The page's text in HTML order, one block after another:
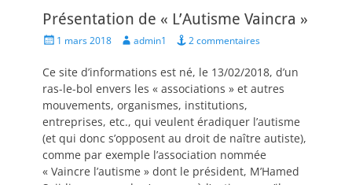
Présentation de « L’Autisme Vaincra »
Posted1 mars 2018 Author
admin1 2 commentaires
Ce site d’informations est né, le 13/02/2018, d’un
ras-le-bol envers les « associations » et autres
mouvements, organismes, institutions,
entreprises, etc., qui veulent éradiquer l’autisme
(et qui donc s’opposent au droit de naître autiste),
comme par exemple l’association nommée
« Vaincre l’autisme » dont le président, M’Hamed